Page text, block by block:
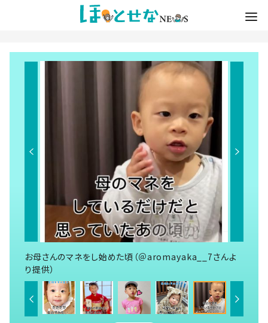
お母さんのマネをし始めた頃（＠aromayaka__7さんよ
り提供）